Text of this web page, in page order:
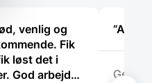
venlig og
Fik
løst det i
God arbejde
“Altid
Georg